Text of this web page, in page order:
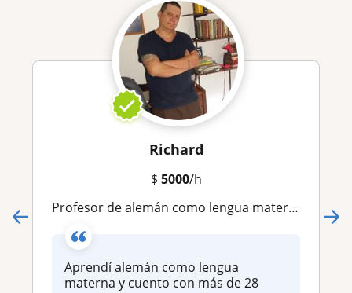
Richard
$ 5000/h
Profesor de alemán como lengua materna con mas de 28 años de experiencia
Aprendí alemán como lengua
materna y cuento con más de 28